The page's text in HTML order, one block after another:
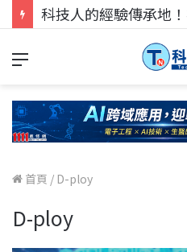
首頁 / D-ploy
D-ploy